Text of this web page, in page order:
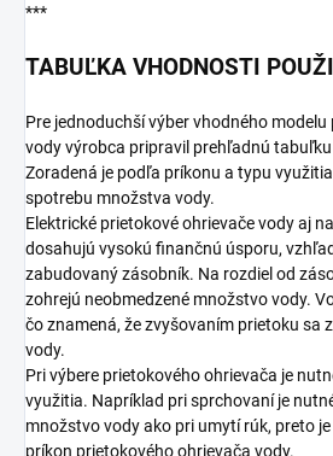
***
TABUĽKA VHODNOSTI
Pre jednoduchší výber vhodného
vody výrobca pripravil prehľadnú
Zoradená je podľa príkonu a typu
spotrebu množstva vody.
Elektrické prietokové ohrievače vody aj
dosahujú vysokú finančnú úsporu,
zabudovaný zásobník. Na rozdiel od
zohrejú neobmedzené množstvo vody.
čo znamená, že zvyšovaním prietoku sa
vody.
Pri výbere prietokového ohrievača je
využitia. Napríklad pri sprchovaní je
množstvo vody ako pri umytí rúk, preto
príkon prietokového ohrievača vody.